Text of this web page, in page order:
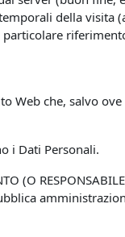
della visita
Web che, salvo
i Dati Personali.
(O